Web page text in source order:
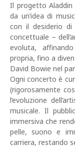
Il progetto Aladdin
da un’idea di
con il desiderio di
concettuale –
evoluta,
propria, fino a
David Bowie nel
Ogni concerto è
(rigorosamente
l’evoluzione
musicale. Il
immersiva che
pelle, suono e
carriera, restando